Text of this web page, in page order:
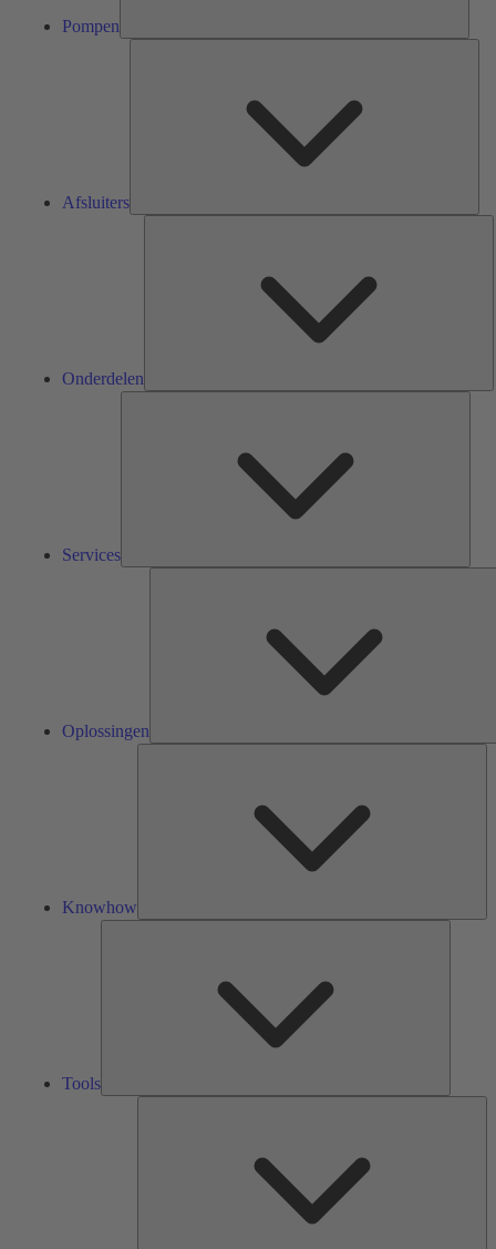
Pompen
Afsluiters
Onderdelen
Services
Oplossingen
Knowhow
Tools